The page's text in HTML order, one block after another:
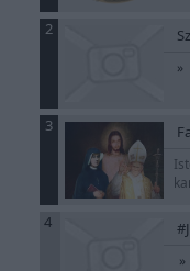
2
»
3
4
»